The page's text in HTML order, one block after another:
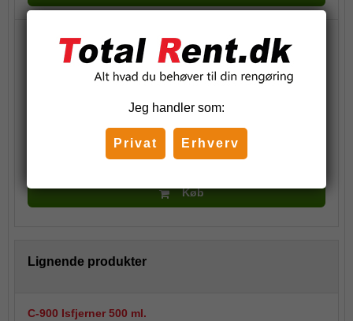
Total Ruderens, 500 ml.
39,25 DKK
Køb
Lignende produkter
C-900 Isfjerner 500 ml.
Jeg handler som:
Privat Erhverv